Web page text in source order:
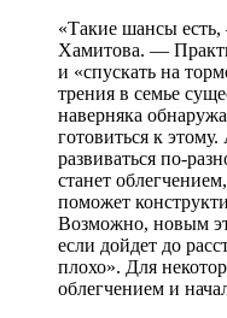
«Такие шансы
Хамитова. —
и «спускать на
трения в семье
наверняка
готовиться к
развиваться по-
станет
поможет
Возможно, новым
если дойдет до
плохо». Для
облегчением и